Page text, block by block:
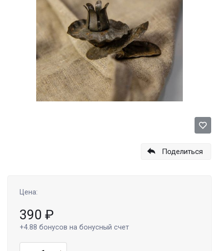
Поделиться
Цена:
390 ₽
+4.88 бонусов на бонусный счет